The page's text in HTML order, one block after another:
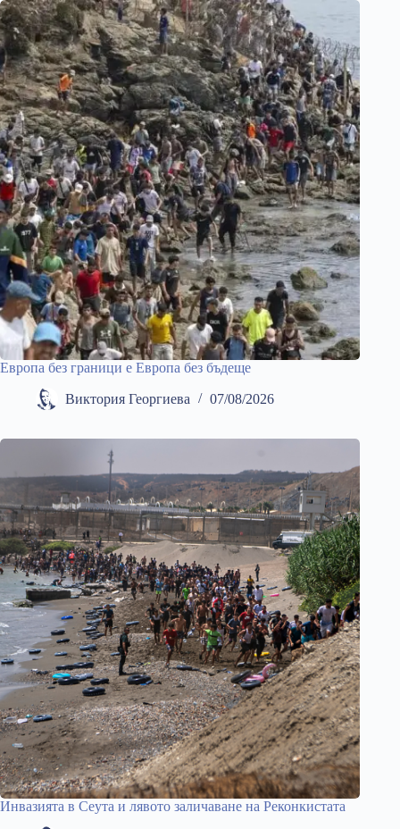
Европа без граници е Европа без бъдеще
Виктория Георгиева 07/08/2026
Инвазията в Сеута и лявото заличаване на Реконкистата